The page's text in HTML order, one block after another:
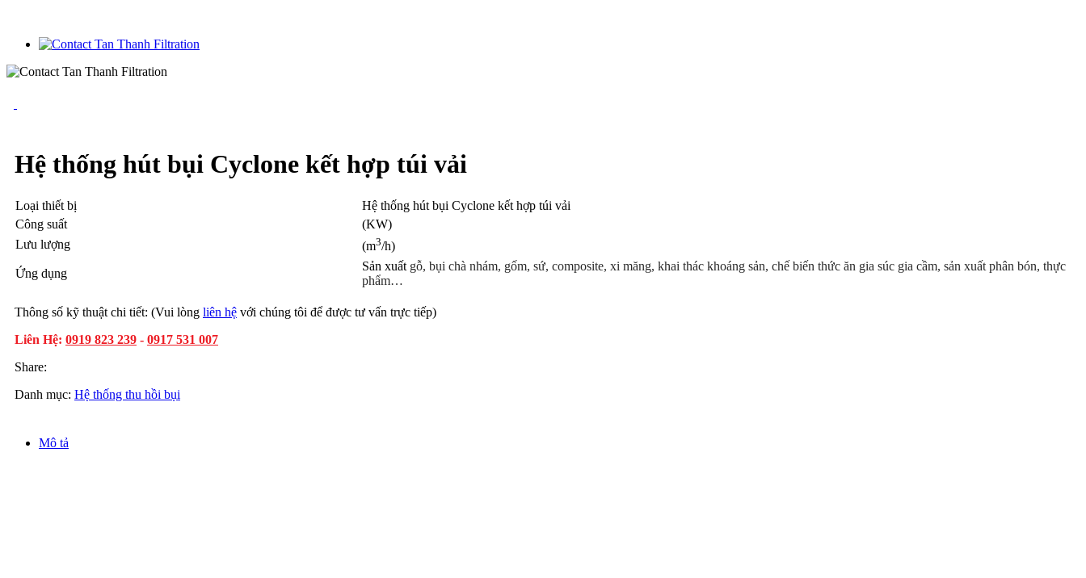
Hệ thống hút bụi Cyclone kết hợp túi vải
Loại thiết bị
Hệ thống hút bụi Cyclone kết hợp túi vải
Công suất
(KW)
Lưu lượng
(m3/h)
Ứng dụng
Sản xuất gỗ, bụi chà nhám, gốm, sứ, composite, xi măng, khai thác khoáng sản, chế biến thức ăn gia súc gia cầm, sản xuất phân bón, thực
phẩm…
Thông số kỹ thuật chi tiết: (Vui lòng liên hệ với chúng tôi để được tư vấn trực tiếp)
Liên Hệ: 0919 823 239 - 0917 531 007
Share:
Danh mục: Hệ thống thu hồi bụi
Mô tả